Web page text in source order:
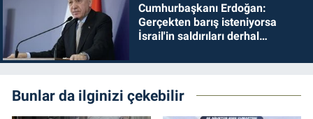
Cumhurbaşkanı Erdoğan:
Gerçekten barış isteniyorsa
İsrail'in saldırıları derhal
Bunlar da ilginizi çekebilir